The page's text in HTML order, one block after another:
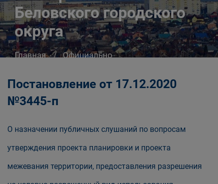
Беловского городского
округа
Главная
Официально
Постановление от 17.12.2020
№3445-п
О назначении публичных слушаний по вопросам
утверждения проекта планировки и проекта
межевания территории, предоставления разрешения